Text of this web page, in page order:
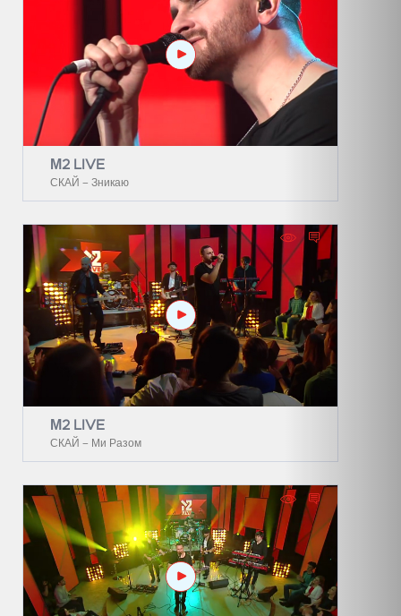
М2 LIVE
СКАЙ – Зникаю
М2 LIVE
СКАЙ – Ми Разом